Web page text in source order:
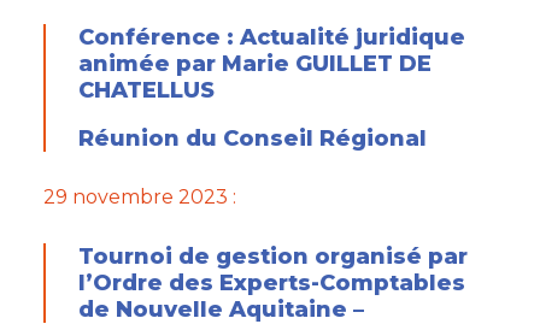
Conférence : Actualité juridique
animée par Marie GUILLET DE
CHATELLUS
Réunion du Conseil Régional
29 novembre 2023 :
Tournoi de gestion organisé par
l’Ordre des Experts-Comptables
de Nouvelle Aquitaine –